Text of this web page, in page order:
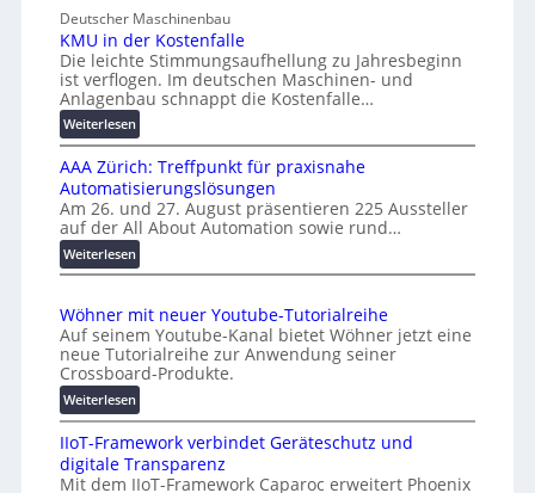
h
a
f
f
n
i
v
e
r
l
A
u
t
m
i
o
O
r
g
Deutscher Maschinenbau
KMU in der Kostenfalle
Die leichte Stimmungsaufhellung zu Jahresbeginn
ist verflogen. Im deutschen Maschinen- und
Anlagenbau schnappt die Kostenfalle…
Weiterlesen:
K
M
U
i
n
d
e
K
o
s
t
e
n
f
a
l
AAA Zürich: Treffpunkt für praxisnahe
Automatisierungslösungen
Am 26. und 27. August präsentieren 225 Aussteller
auf der All About Automation sowie rund…
Weiterlesen:
A
A
Z
ü
r
i
c
h
:
T
Wöhner mit neuer Youtube-Tutorialreihe
Auf seinem Youtube-Kanal bietet Wöhner jetzt eine
neue Tutorialreihe zur Anwendung seiner
Crossboard-Produkte.
Weiterlesen:
W
ö
h
n
IIoT-Framework verbindet Geräteschutz und
digitale Transparenz
Mit dem IIoT-Framework Caparoc erweitert Phoenix